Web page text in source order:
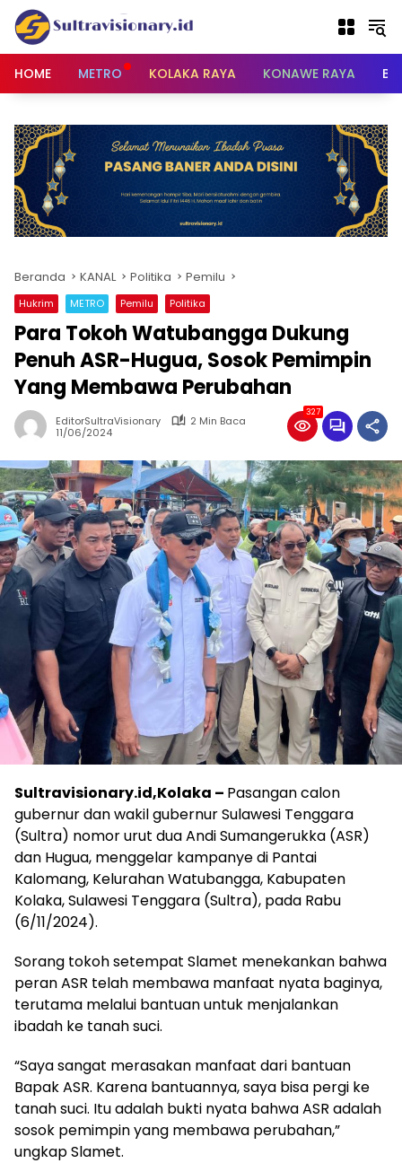
Langsung
konten
HOME
METRO KOLAKA RAYA KONAWE RAYA
Beranda KANAL Politika Pemilu
Hukrim METRO Pemilu Politika
Para Tokoh Watubangga Dukung
Penuh ASR-Hugua, Sosok Pemimpin
Yang Membawa Perubahan
EditorSultraVisionary
2 Min Baca
11/06/2024
327
Sultravisionary.id,Kolaka – Pasangan calon
gubernur dan wakil gubernur Sulawesi Tenggara
(Sultra) nomor urut dua Andi Sumangerukka (ASR)
dan Hugua, menggelar kampanye di Pantai
Kalomang, Kelurahan Watubangga, Kabupaten
Kolaka, Sulawesi Tenggara (Sultra), pada Rabu
(6/11/2024).
Sorang tokoh setempat Slamet menekankan bahwa
peran ASR telah membawa manfaat nyata baginya,
terutama melalui bantuan untuk menjalankan
ibadah ke tanah suci.
“Saya sangat merasakan manfaat dari bantuan
Bapak ASR. Karena bantuannya, saya bisa pergi ke
tanah suci. Itu adalah bukti nyata bahwa ASR adalah
sosok pemimpin yang membawa perubahan,”
ungkap Slamet.